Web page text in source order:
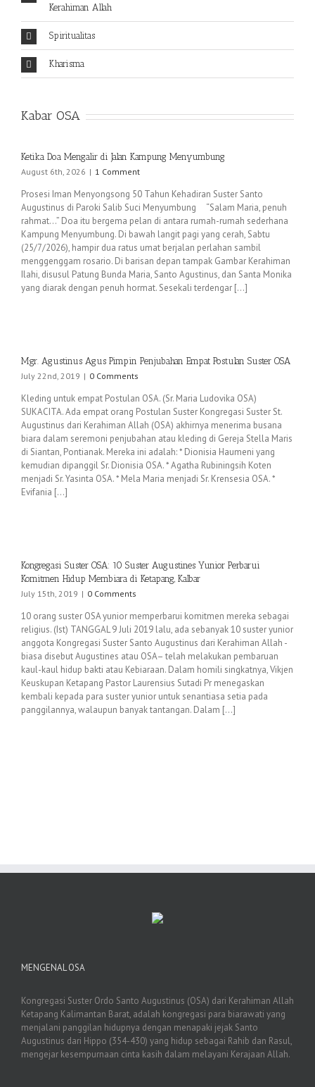
Kerahiman Allah
Spiritualitas
Kharisma
Kabar OSA
Ketika Doa Mengalir di Jalan Kampung Menyumbung
August 6th, 2026 | 1 Comment
Prosesi Iman Menyongsong 50 Tahun Kehadiran Suster Santo
Augustinus di Paroki Salib Suci Menyumbung “Salam Maria, penuh
rahmat…” Doa itu bergema pelan di antara rumah-rumah sederhana
Kampung Menyumbung. Di bawah langit pagi yang cerah, Sabtu
(25/7/2026), hampir dua ratus umat berjalan perlahan sambil
menggenggam rosario. Di barisan depan tampak Gambar Kerahiman
Ilahi, disusul Patung Bunda Maria, Santo Agustinus, dan Santa Monika
yang diarak dengan penuh hormat. Sesekali terdengar [...]
Mgr. Agustinus Agus Pimpin Penjubahan Empat Postulan Suster OSA
July 22nd, 2019 | 0 Comments
Kleding untuk empat Postulan OSA. (Sr. Maria Ludovika OSA)
SUKACITA. Ada empat orang Postulan Suster Kongregasi Suster St.
Augustinus dari Kerahiman Allah (OSA) akhirnya menerima busana
biara dalam seremoni penjubahan atau kleding di Gereja Stella Maris
di Siantan, Pontianak. Mereka ini adalah: * Dionisia Haumeni yang
kemudian dipanggil Sr. Dionisia OSA. * Agatha Rubiningsih Koten
menjadi Sr. Yasinta OSA. * Mela Maria menjadi Sr. Krensesia OSA. *
Evifania [...]
Kongregasi Suster OSA: 10 Suster Augustines Yunior Perbarui
Komitmen Hidup Membiara di Ketapang, Kalbar
July 15th, 2019 | 0 Comments
10 orang suster OSA yunior memperbarui komitmen mereka sebagai
religius. (Ist) TANGGAL 9 Juli 2019 lalu, ada sebanyak 10 suster yunior
anggota Kongregasi Suster Santo Augustinus dari Kerahiman Allah -
biasa disebut Augustines atau OSA– telah melakukan pembaruan
kaul-kaul hidup bakti atau Kebiaraan. Dalam homili singkatnya, Vikjen
Keuskupan Ketapang Pastor Laurensius Sutadi Pr menegaskan
kembali kepada para suster yunior untuk senantiasa setia pada
panggilannya, walaupun banyak tantangan. Dalam [...]
MENGENAL OSA
Kongregasi Suster Ordo Santo Augustinus (OSA) dari Kerahiman Allah
Ketapang Kalimantan Barat, adalah kongregasi para biarawati yang
menjalani panggilan hidupnya dengan menapaki jejak Santo
Augustinus dari Hippo (354-430) yang hidup sebagai Rahib dan Rasul,
mengejar kesempurnaan cinta kasih dalam melayani Kerajaan Allah.